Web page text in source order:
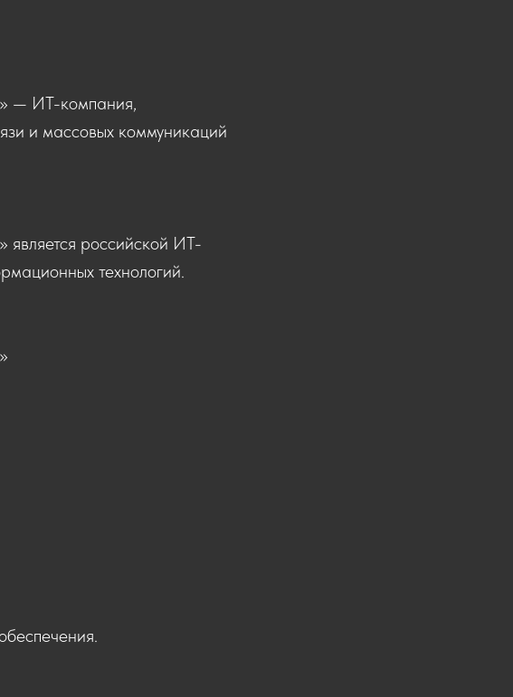
— ИТ-компания,
и массовых коммуникаций
является российской ИТ-
технологий.